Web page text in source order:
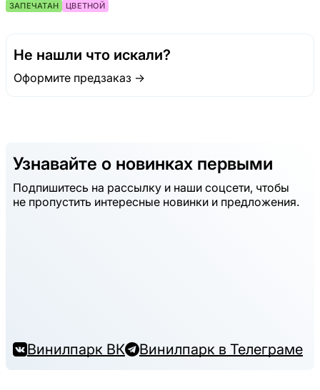
ЗАПЕЧАТАН
ЦВЕТНОЙ
Не нашли что искали?
Оформите предзаказ →
Узнавайте о новинках первыми
Подпишитесь на рассылку и наши соцсети, чтобы
не пропустить интересные новинки и предложения.
Винилпарк ВК Винилпарк в Телеграме